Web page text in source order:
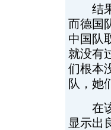
结果
而德国
中国队
就没有
们根本
队，她
在该
显示出